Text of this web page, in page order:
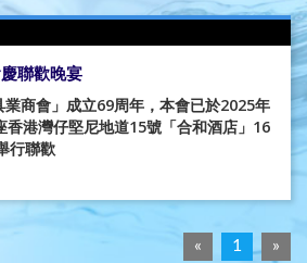
聯歡晚宴
商會」成立69周年，本會已於2025年
香港灣仔堅尼地道15號「合和酒店」16
行聯歡
« 1 »